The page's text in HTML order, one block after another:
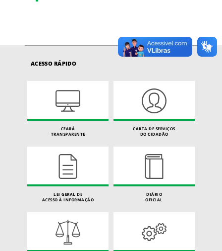
ACESSO RÁPIDO
CEARÁ
TRANSPARENTE
CARTA DE SERVIÇOS
DO CIDADÃO
LEI GERAL DE
ACESSO À INFORMAÇÃO
DIÁRIO
OFICIAL